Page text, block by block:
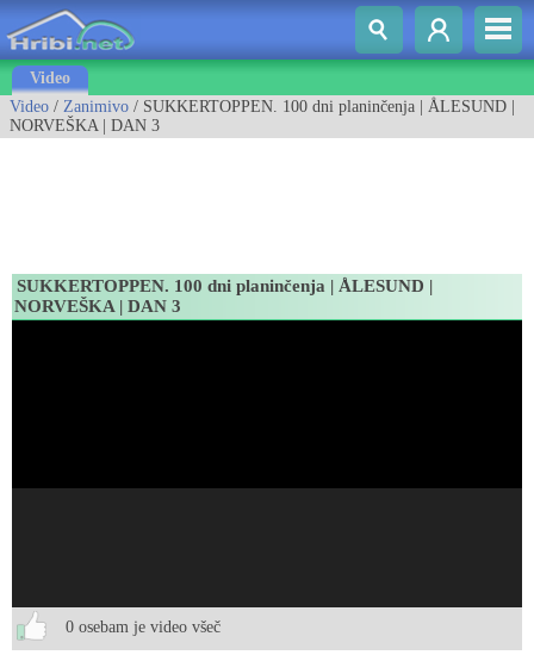
Video
Video / Zanimivo / SUKKERTOPPEN. 100 dni planinčenja | ÅLESUND |
NORVEŠKA | DAN 3
SUKKERTOPPEN. 100 dni planinčenja | ÅLESUND |
NORVEŠKA | DAN 3
0 osebam je video všeč